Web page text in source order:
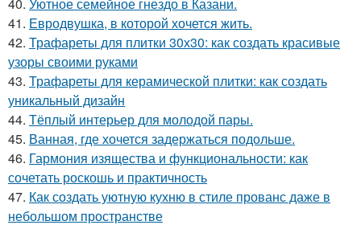
41. Евродвушка, в которой хочется жить.
42. Трафареты для плитки 30х30: как создать красивые
узоры своими руками
43. Трафареты для керамической плитки: как создать
уникальный дизайн
44. Тёплый интерьер для молодой пары.
45. Ванная, где хочется задержаться подольше.
46. Гармония изящества и функциональности: как
сочетать роскошь и практичность
47. Как создать уютную кухню в стиле прованс даже в
небольшом пространстве